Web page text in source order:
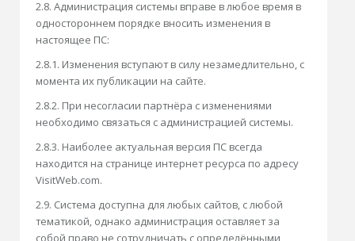
2.8. Администрация системы вправе в любое время в
одностороннем порядке вносить изменения в
настоящее ПС:
2.8.1. Изменения вступают в силу незамедлительно, с
момента их публикации на сайте.
2.8.2. При несогласии партнёра с изменениями
необходимо связаться с администрацией системы.
2.8.3. Наиболее актуальная версия ПС всегда
находится на странице интернет ресурса по адресу
VisitWeb.com.
2.9. Система доступна для любых сайтов, с любой
тематикой, однако администрация оставляет за
собой право не сотрудничать с определёнными